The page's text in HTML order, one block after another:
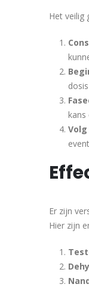
Het veilig
kans
Er zijn
Hier zijn